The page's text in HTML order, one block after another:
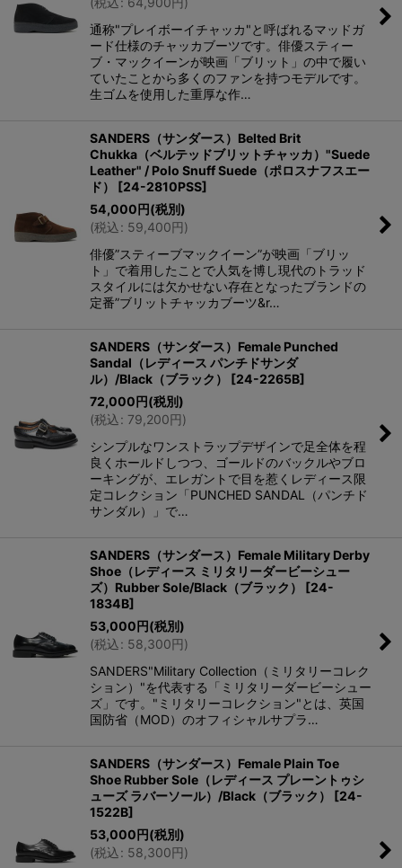
通称"プレイボーイチャッカ"と呼ばれるマッドガ
ード仕様のチャッカブーツです。俳優スティー
ブ・マックイーンが映画「ブリット」の中で履い
ていたことから多くのファンを持つモデルです。
生ゴムを使用した重厚な作…
SANDERS（サンダース）Belted Brit
Chukka（ベルテッドブリットチャッカ）"Suede
Leather" / Polo Snuff Suede（ポロスナフスエー
ド）
[24-2810PSS]
54,000 円(税別)
(税込: 59,400 円 )
俳優”スティーブマックイーン”が映画「ブリッ
ト」で着用したことで人気を博し現代のトラッド
スタイルには欠かせない存在となったブランドの
定番”ブリットチャッカブーツ&r…
SANDERS（サンダース）Female Punched
Sandal（レディース パンチドサンダ
ル）/Black（ブラック）
[24-2265B]
72,000 円(税別)
(税込: 79,200 円 )
シンプルなワンストラップデザインで足全体を程
良くホールドしつつ、ゴールドのバックルやブロ
ーキングが、エレガントで目を惹くレディース限
定コレクション「PUNCHED SANDAL（パンチド
サンダル）」で…
SANDERS（サンダース）Female Military Derby
Shoe（レディース ミリタリーダービーシュー
ズ）Rubber Sole/Black（ブラック）
[24-
1834B]
53,000 円(税別)
(税込: 58,300 円 )
SANDERS"Military Collection（ミリタリーコレク
ション）"を代表する「ミリタリーダービーシュー
ズ」です。"ミリタリーコレクション"とは、英国
国防省（MOD）のオフィシャルサプラ…
SANDERS（サンダース）Female Plain Toe
Shoe Rubber Sole（レディース プレーントゥシ
ューズ ラバーソール）/Black（ブラック）
[24-
1522B]
53,000 円(税別)
(税込: 58,300 円 )